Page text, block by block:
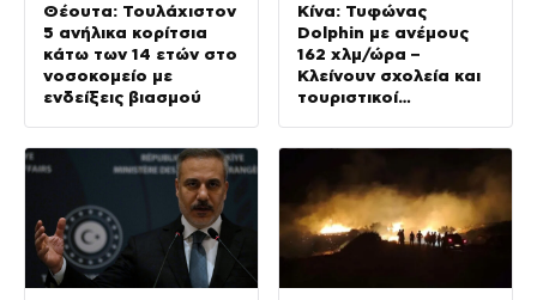
Θέουτα: Τουλάχιστον
5 ανήλικα κορίτσια
κάτω των 14 ετών στο
νοσοκομείο με
ενδείξεις βιασμού
Κίνα: Τυφώνας
Dolphin με ανέμους
162 χλμ/ώρα –
Κλείνουν σχολεία και
τουριστικοί